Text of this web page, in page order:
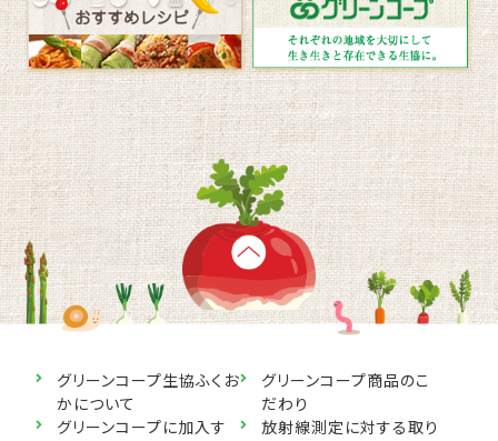
グリーンコープ生協ふくお
かについて
グリーンコープ商品のこ
だわり
グリーンコープに加入す
放射線測定に対する取り